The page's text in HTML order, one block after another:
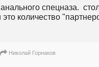
спецназа.
количество
Николай Горнаков